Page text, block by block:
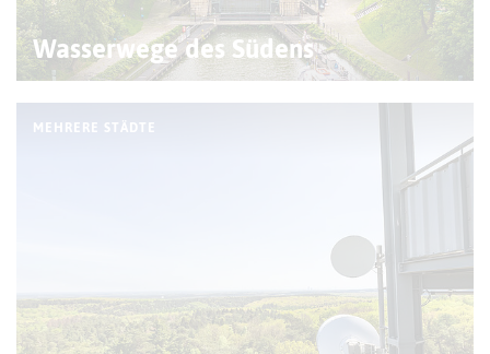
Wasserwege des Südens
MEHRERE STÄDTE